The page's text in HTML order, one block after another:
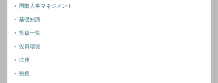
国際人事マネジメント
基礎知識
投稿一覧
投資環境
法務
税務